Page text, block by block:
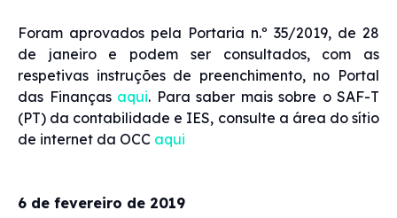
Foram aprovados pela Portaria n.º 35/2019, de 28
de janeiro e podem ser consultados, com as
respetivas instruções de preenchimento, no Portal
das Finanças aqui. Para saber mais sobre o SAF-T
(PT) da contabilidade e IES, consulte a área do sítio
de internet da OCC aqui
6 de fevereiro de 2019